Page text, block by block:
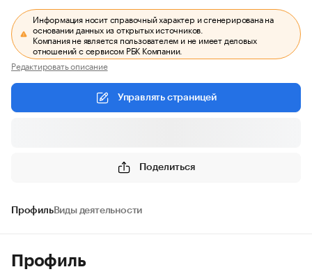
Информация носит справочный характер и сгенерирована на
основании данных из открытых источников.
Компания не является пользователем и не имеет деловых
отношений с сервисом РБК Компании.
Редактировать описание
Управлять страницей
Поделиться
ПрофильВиды деятельности
Профиль